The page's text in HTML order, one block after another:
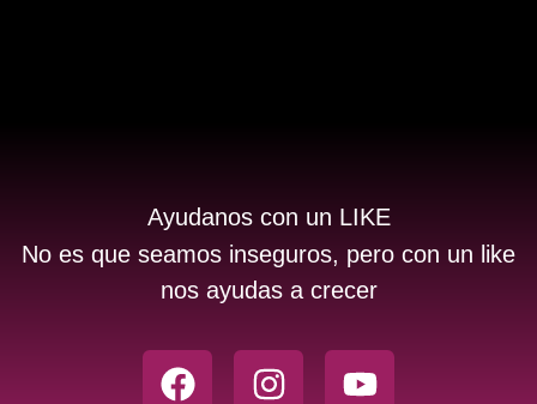
Ayudanos con un LIKE
No es que seamos inseguros, pero con un like
nos ayudas a crecer